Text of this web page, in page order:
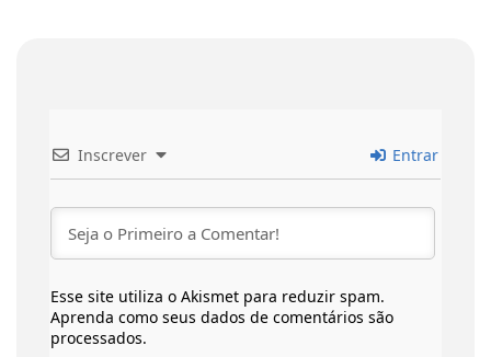
Inscrever Entrar
Esse site utiliza o Akismet para reduzir spam.
Aprenda como seus dados de comentários são
processados.